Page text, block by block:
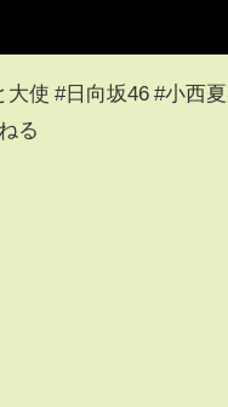
使 #日向坂46 #小西
る